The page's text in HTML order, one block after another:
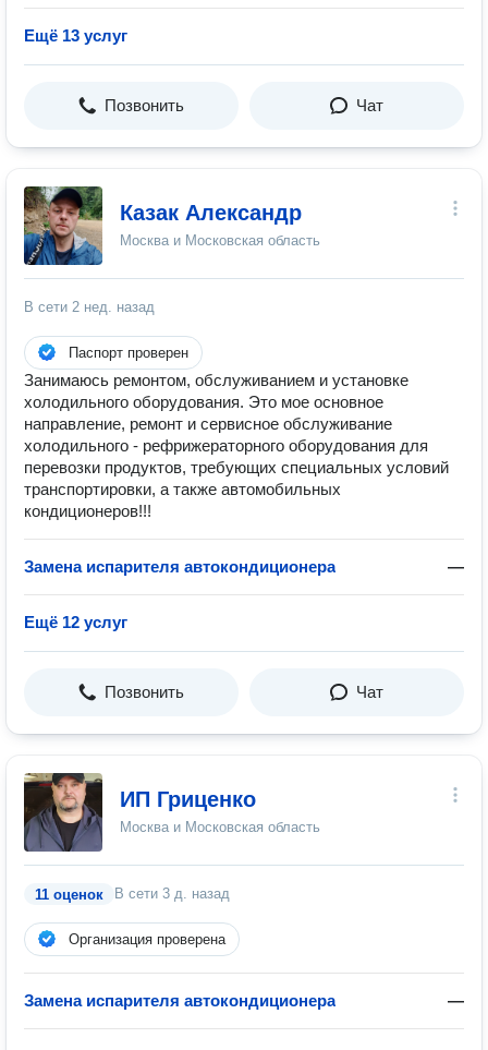
Ещё 13 услуг
Позвонить Чат
Казак Александр
Москва и Московская область
В сети 2 нед. назад
Паспорт проверен
Занимаюсь ремонтом, обслуживанием и установке
холодильного оборудования. Это мое основное
направление, ремонт и сервисное обслуживание
холодильного - рефрижераторного оборудования для
перевозки продуктов, требующих специальных условий
транспортировки, а также автомобильных
кондиционеров!!!
Замена испарителя автокондиционера —
Ещё 12 услуг
Позвонить Чат
ИП Гриценко
Москва и Московская область
11 оценок В сети 3 д. назад
Организация проверена
Замена испарителя автокондиционера —